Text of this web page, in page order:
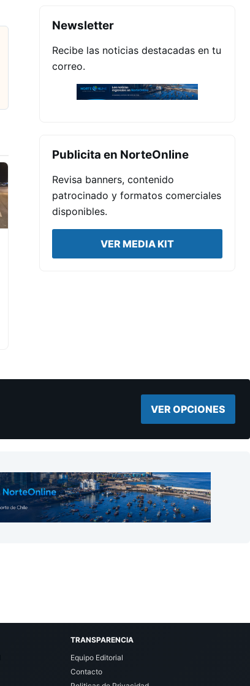
Newsletter
Recibe las noticias destacadas en tu
correo.
Publicita en NorteOnline
Revisa banners, contenido
patrocinado y formatos comerciales
disponibles.
VER MEDIA KIT
VER OPCIONES
TRANSPARENCIA
Equipo Editorial
Contacto